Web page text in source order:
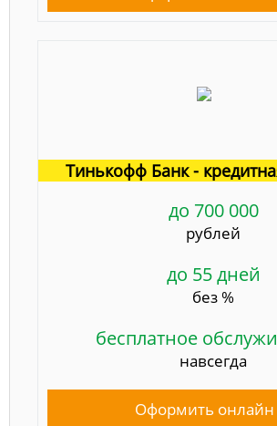
Тинькофф Банк -
до 700 000
рублей
до 55 дней
без %
бесплатное
навсегда
Оформить онлайн